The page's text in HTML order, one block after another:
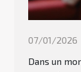
07/01/2026
Dans un